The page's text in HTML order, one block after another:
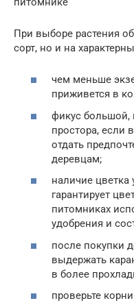
При выборе растения
сорт, но и на
чем меньше
приживется в
фикус большой,
простора, если
отдать
деревцам;
наличие цветка
гарантирует
питомниках
удобрения и
после покупки
выдержать
в более
проверьте